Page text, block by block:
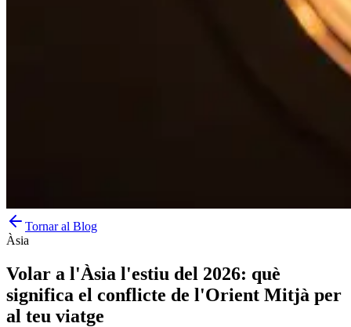
Tornar al Blog
Àsia
Volar a l'Àsia l'estiu del 2026: què
significa el conflicte de l'Orient Mitjà per
al teu viatge